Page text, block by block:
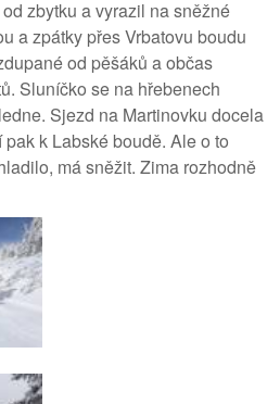
zbytku a vyrazil na sněžné
a zpátky přes Vrbatovu boudu
od pěšáků a občas
Sluníčko se na hřebenech
Sjezd na Martinovku docela
k Labské boudě. Ale o to
má sněžit. Zima rozhodně